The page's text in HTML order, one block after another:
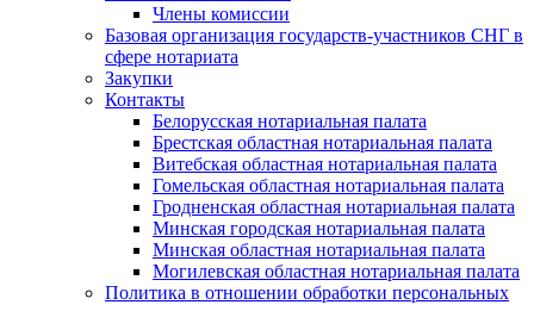
Члены комиссии
Базовая организация государств-участников СНГ в
сфере нотариата
Закупки
Контакты
Белорусская нотариальная палата
Брестская областная нотариальная палата
Витебская областная нотариальная палата
Гомельская областная нотариальная палата
Гродненская областная нотариальная палата
Минская городская нотариальная палата
Минская областная нотариальная палата
Могилевская областная нотариальная палата
Политика в отношении обработки персональных